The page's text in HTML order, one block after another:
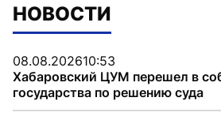
НОВОСТИ
08.08.202610:53
Хабаровский ЦУМ перешел в
государства по решению суда